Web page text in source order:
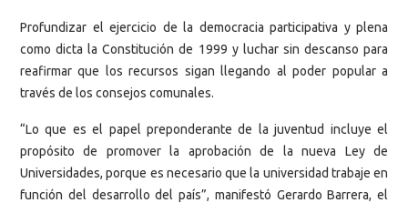
Profundizar el ejercicio de la democracia participativa y plena
como dicta la Constitución de 1999 y luchar sin descanso para
reafirmar que los recursos sigan llegando al poder popular a
través de los consejos comunales.
“Lo que es el papel preponderante de la juventud incluye el
propósito de promover la aprobación de la nueva Ley de
Universidades, porque es necesario que la universidad trabaje en
función del desarrollo del país”, manifestó Gerardo Barrera, el